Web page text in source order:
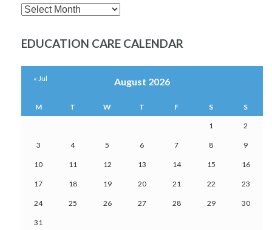
SEARCH
POSTS
EDUCATION CARE CALENDAR
August 2026
M T W T F S S
1 2
3 4 5 6 7 8 9
10 11 12 13 14 15 16
17 18 19 20 21 22 23
24 25 26 27 28 29 30
31
« Jul